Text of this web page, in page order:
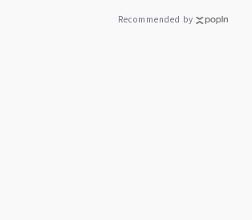
Recommended by